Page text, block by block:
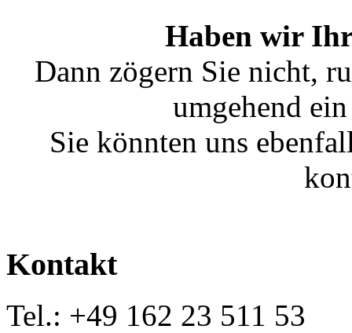
Haben wir Ihr
Dann zögern Sie nicht,
umgehend
Sie könnten uns
Kontakt
Tel.: +49 162 23 511 53